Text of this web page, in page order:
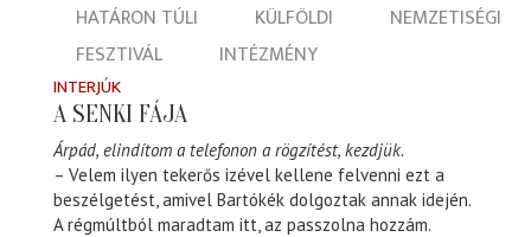
HATÁRON TÚLI
KÜLFÖLDI
NEMZETISÉGI
FESZTIVÁL
INTÉZMÉNY
INTERJÚK
A SENKI FÁJA
Árpád, elindítom a telefonon a rögzítést, kezdjük.
– Velem ilyen tekerős izével kellene felvenni ezt a
beszélgetést, amivel Bartókék dolgoztak annak idején.
A régmúltból maradtam itt, az passzolna hozzám.